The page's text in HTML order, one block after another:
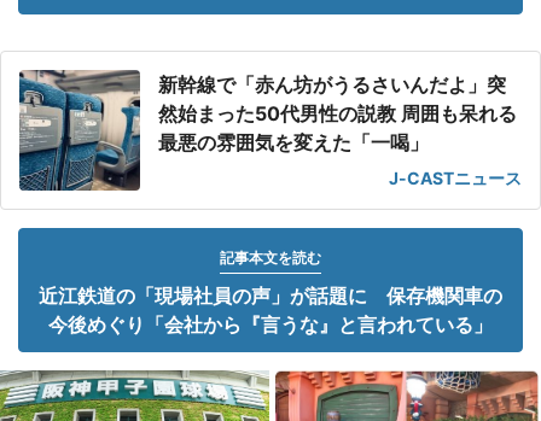
新幹線で「赤ん坊がうるさいんだよ」突
然始まった50代男性の説教 周囲も呆れる
最悪の雰囲気を変えた「一喝」
J-CASTニュース
記事本文を読む
近江鉄道の「現場社員の声」が話題に 保存機関車の
今後めぐり「会社から『言うな』と言われている」